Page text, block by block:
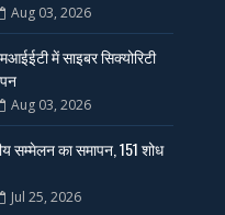
Aug 03, 2026
में साइबर सिक्योरिटी
Aug 03, 2026
सम्मेलन का समापन, 151 शोध
Jul 25, 2026